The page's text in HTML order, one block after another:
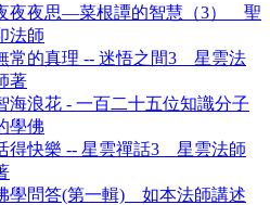
夜夜思—菜根譚的智慧（3） 聖
法師
常的真理 -- 迷悟之間3 星雲法
著
海浪花 - 一百二十五位知識分子
學佛
得快樂 -- 星雲禪話3 星雲法師
學問答(第一輯) 如本法師講述